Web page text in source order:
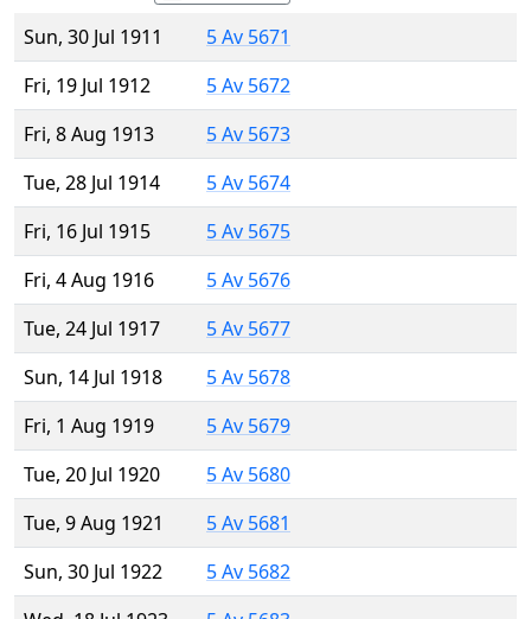
Sun, 30 Jul 1911
5 Av 5671
Fri, 19 Jul 1912
5 Av 5672
Fri, 8 Aug 1913
5 Av 5673
Tue, 28 Jul 1914
5 Av 5674
Fri, 16 Jul 1915
5 Av 5675
Fri, 4 Aug 1916
5 Av 5676
Tue, 24 Jul 1917
5 Av 5677
Sun, 14 Jul 1918
5 Av 5678
Fri, 1 Aug 1919
5 Av 5679
Tue, 20 Jul 1920
5 Av 5680
Tue, 9 Aug 1921
5 Av 5681
Sun, 30 Jul 1922
5 Av 5682